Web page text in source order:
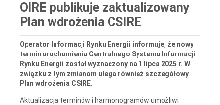
OIRE publikuje zaktualizowany
Plan wdrożenia CSIRE
Operator Informacji Rynku Energii informuje, że nowy
termin uruchomienia Centralnego Systemu Informacji
Rynku Energii został wyznaczony na 1 lipca 2025 r. W
związku z tym zmianom ulega również szczegółowy
Plan wdrożenia CSIRE.
Aktualizacja terminów i harmonogramów umożliwi